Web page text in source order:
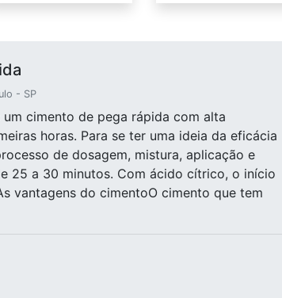
- SP
cimento de pega rápida com alta
horas. Para se ter uma ideia da eficácia
de dosagem, mistura, aplicação e
25 a 30 minutos. Com ácido cítrico, o início
vantagens do cimentoO cimento que tem